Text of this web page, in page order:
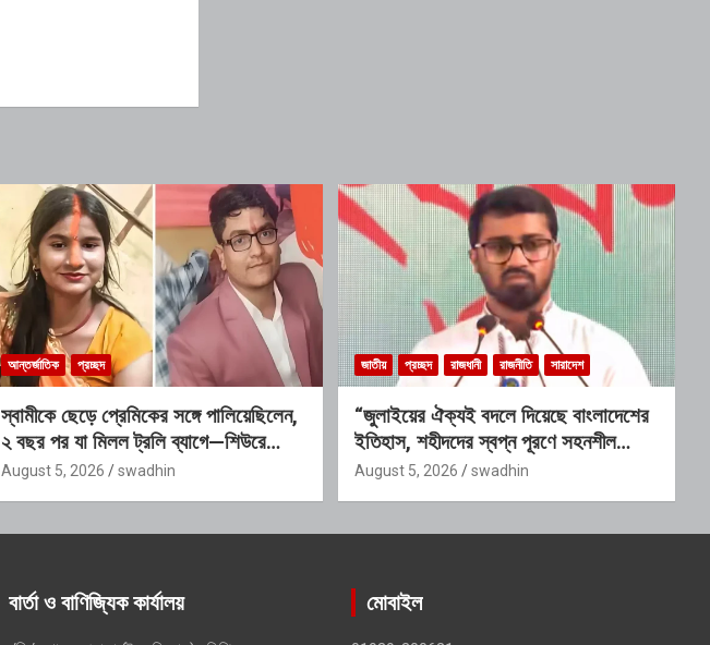
আন্তর্জাতিক প্রচ্ছদ
স্বামীকে ছেড়ে প্রেমিকের সঙ্গে পালিয়েছিলেন,
২ বছর পর যা মিলল ট্রলি ব্যাগে—শিউরে
উঠছে সবাই
August 5, 2026 swadhin
জাতীয় প্রচ্ছদ রাজধানী রাজনীতি সারাদেশ
“জুলাইয়ের ঐক্যই বদলে দিয়েছে বাংলাদেশের
ইতিহাস, শহীদদের স্বপ্ন পূরণে সহনশীল
গণতন্ত্রের বিকল্প নেই” : রাশেদ খাঁন
August 5, 2026 swadhin
বার্তা ও বাণিজ্যিক কার্যালয় মোবাইল